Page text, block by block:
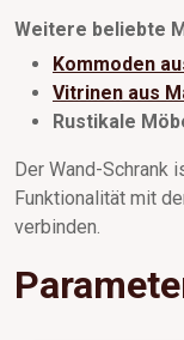
Weitere beliebte
Kommoden
Vitrinen aus
Rustikale
Der Wand-Schrank
Funktionalität mit
verbinden.